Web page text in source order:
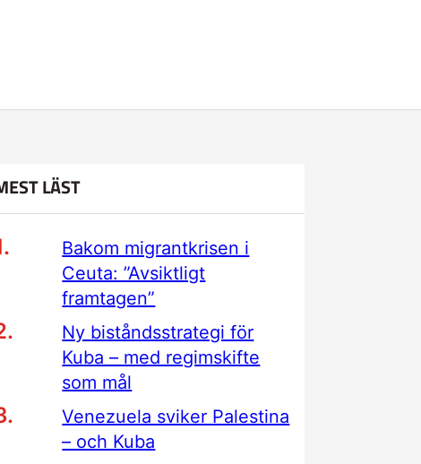
LÄST
Bakom migrantkrisen i
Ceuta: ”Avsiktligt
framtagen”
Ny biståndsstrategi för
Kuba – med regimskifte
som mål
Venezuela sviker Palestina
– och Kuba